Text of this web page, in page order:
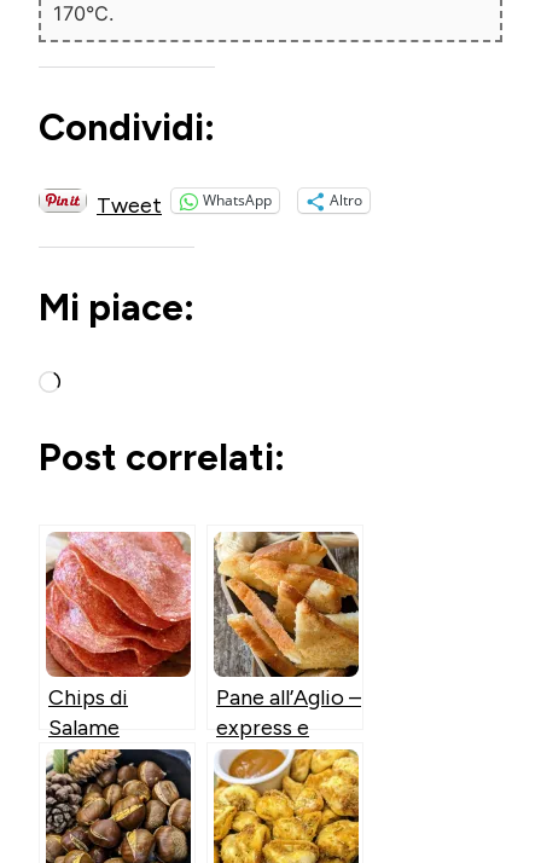
170°C.
Condividi:
Tweet WhatsApp Altro
Mi piace:
Caricamento
corso…
Post correlati:
Chips di
Salame
Ungherese in
Air Fryer o al
Forno
Pane all’Aglio –
express e
senza burro –
in Friggitrice
ad Aria